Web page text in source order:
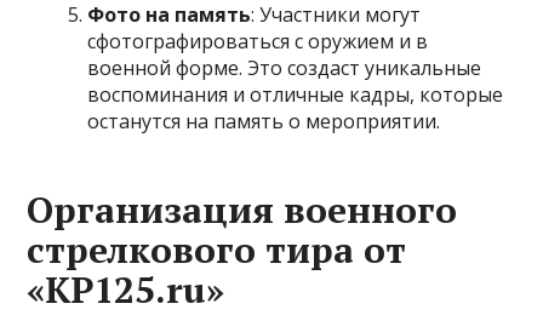
Фото на память: Участники могут
сфотографироваться с оружием и в
военной форме. Это создаст уникальные
воспоминания и отличные кадры, которые
останутся на память о мероприятии.
Организация военного
стрелкового тира от
«KP125.ru»